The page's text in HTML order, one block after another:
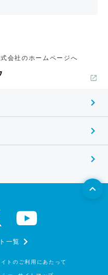
会社のホームページへ
一覧
トのご利用にあたって